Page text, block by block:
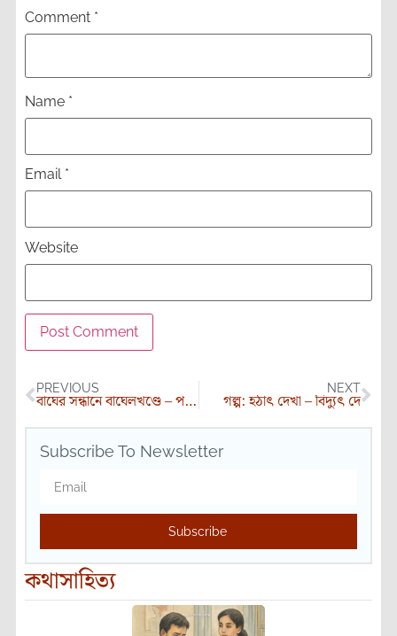
Comment *
Name *
Email *
Website
PREVIOUS
বাঘের সন্ধানে বাঘেলখণ্ডে – পর্ব (১)
NEXT
গল্প: হঠাৎ দেখা – বিদ্যুৎ দে
Subscribe To Newsletter
Subscribe
কথাসাহিত্য